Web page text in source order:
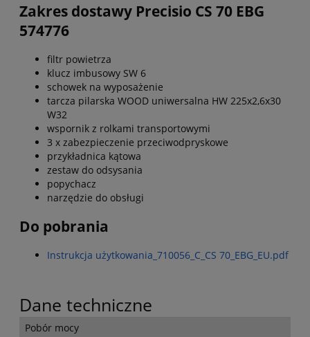
Zakres dostawy Precisio CS 70 EBG
574776
filtr powietrza
klucz imbusowy SW 6
schowek na wyposażenie
tarcza pilarska WOOD uniwersalna HW 225x2,6x30
W32
wspornik z rolkami transportowymi
3 x zabezpieczenie przeciwodpryskowe
przykładnica kątowa
zestaw do odsysania
popychacz
narzędzie do obsługi
Do pobrania
Instrukcja użytkowania_710056_C_CS 70_EBG_EU.pdf
Dane techniczne
Pobór mocy